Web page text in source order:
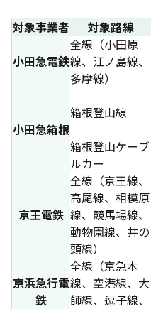
対象事業者
対象路線
小田急電鉄
全線（小田原
線、江ノ島線、
多摩線）
小田急箱根
箱根登山線
箱根登山ケーブ
ルカー
京王電鉄
全線（京王線、
高尾線、相模原
線、競馬場線、
動物園線、井の
頭線）
京浜急行電
鉄
全線（京急本
線、空港線、大
師線、逗子線、